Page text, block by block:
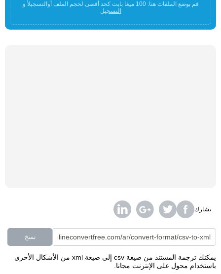
قم بوضع الملفات هنا. 100 ميغا بايت كحد أقصى لحجم الملف أوالتسجيلأ و
التسجيل
يشارك
نسخ
يمكنك ترجمة المستند من صيغة csv إلى صيغة xml من الأشكال الأخرى
باستخدام محول على الإنترنت مجانا.